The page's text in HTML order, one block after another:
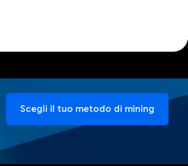
Scegli il tuo metodo di mining